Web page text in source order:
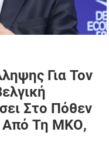
Για Τον
Στο Πόθεν
Από Τη ΜΚΟ,